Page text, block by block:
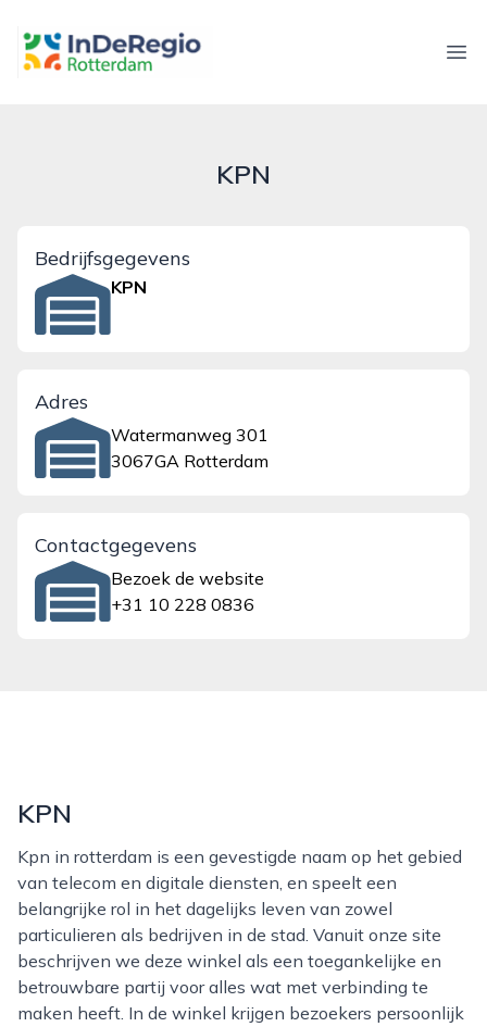
inderegiorotterdam.nl
KPN
Bedrijfsgegevens
KPN
Adres
Watermanweg 301
3067GA Rotterdam
Contactgegevens
Bezoek de website
+31 10 228 0836
KPN
Kpn in rotterdam is een gevestigde naam op het gebied
van telecom en digitale diensten, en speelt een
belangrijke rol in het dagelijks leven van zowel
particulieren als bedrijven in de stad. Vanuit onze site
beschrijven we deze winkel als een toegankelijke en
betrouwbare partij voor alles wat met verbinding te
maken heeft. In de winkel krijgen bezoekers persoonlijk